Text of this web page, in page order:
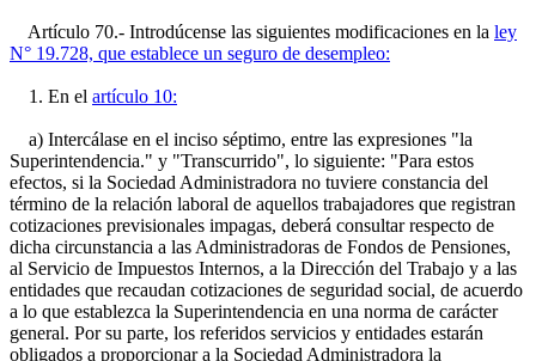
Artículo 70.- Introdúcense las siguientes modificaciones en la ley
N° 19.728, que establece un seguro de desempleo:
1. En el artículo 10:
a) Intercálase en el inciso séptimo, entre las expresiones "la
Superintendencia." y "Transcurrido", lo siguiente: "Para estos
efectos, si la Sociedad Administradora no tuviere constancia del
término de la relación laboral de aquellos trabajadores que registran
cotizaciones previsionales impagas, deberá consultar respecto de
dicha circunstancia a las Administradoras de Fondos de Pensiones,
al Servicio de Impuestos Internos, a la Dirección del Trabajo y a las
entidades que recaudan cotizaciones de seguridad social, de acuerdo
a lo que establezca la Superintendencia en una norma de carácter
general. Por su parte, los referidos servicios y entidades estarán
obligados a proporcionar a la Sociedad Administradora la